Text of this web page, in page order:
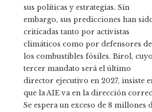
sus políticas y estrategias. Sin
embargo, sus predicciones han
criticadas tanto por activistas
climáticos como por defensores de
los combustibles fósiles. Birol, cuyo
tercer mandato será el último
director ejecutivo en 2027, insiste
que la AIE va en la dirección
Se espera un exceso de 8 millones